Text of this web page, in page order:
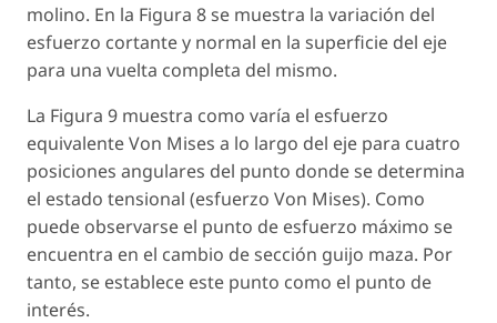
molino. En la Figura 8 se muestra la variación del
esfuerzo cortante y normal en la superficie del eje
para una vuelta completa del mismo.
La Figura 9 muestra como varía el esfuerzo
equivalente Von Mises a lo largo del eje para cuatro
posiciones angulares del punto donde se determina
el estado tensional (esfuerzo Von Mises). Como
puede observarse el punto de esfuerzo máximo se
encuentra en el cambio de sección guijo maza. Por
tanto, se establece este punto como el punto de
interés.